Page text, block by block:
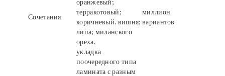
Сочетания
оранжевый;
терракотовый;
коричневый. вишня;
липа; миланского
ореха.
миллион
вариантов
укладка
поочередного типа
ламината с разным